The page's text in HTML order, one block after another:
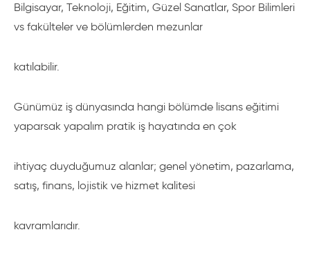
Bilgisayar, Teknoloji, Eğitim, Güzel Sanatlar, Spor Bilimleri
vs fakülteler ve bölümlerden mezunlar
katılabilir.
Günümüz iş dünyasında hangi bölümde lisans eğitimi
yaparsak yapalım pratik iş hayatında en çok
ihtiyaç duyduğumuz alanlar; genel yönetim, pazarlama,
satış, finans, lojistik ve hizmet kalitesi
kavramlarıdır.